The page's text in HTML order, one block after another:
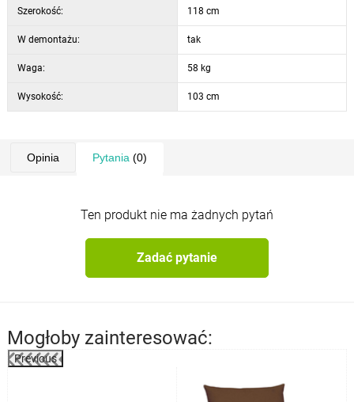
Szerokość: 118 cm
W demontażu: tak
Waga: 58 kg
Wysokość: 103 cm
Opinia Pytania (0)
Ten produkt nie ma żadnych pytań
Zadać pytanie
Mogłoby zainteresować:
Previous